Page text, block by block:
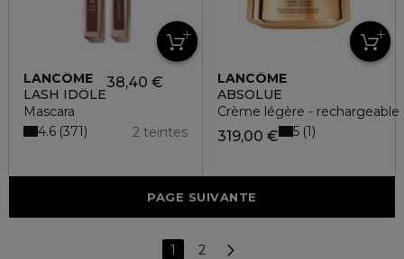
LANCÔME
LASH IDÔLE
Mascara
38,40 €
2 teintes
4.6 371
LANCÔME
ABSOLUE
Crème légère - rechargeable
319,00 € 5 1
PAGE SUIVANTE
1 2